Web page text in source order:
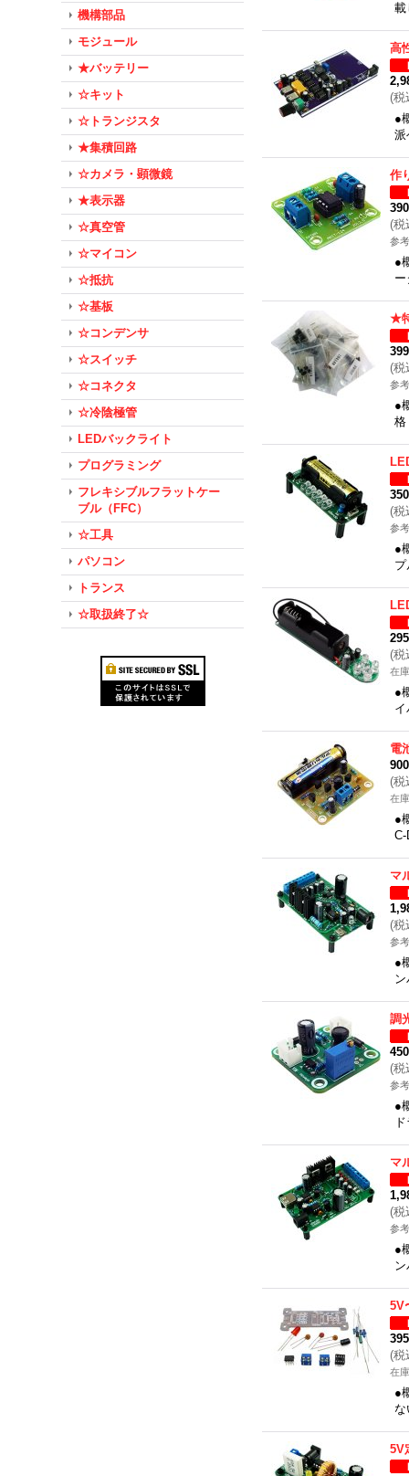
機構部品
モジュール
★バッテリー
☆キット
☆トランジスタ
★集積回路
☆カメラ・顕微鏡
★表示器
☆真空管
☆マイコン
☆抵抗
☆基板
☆コンデンサ
☆スイッチ
☆コネクタ
☆冷陰極管
LEDバックライト
プログラミング
フレキシブルフラットケー
ブル（FFC）
☆工具
パソコン
トランス
☆取扱終了☆
載
高
(税
●
派
作
(税
参
●
★
(税
参
●
格
(税
参
●
(税
在
●
電
(税
在
●
マ
(税
参
●
調
(税
参
●
マ
(税
参
●
5V
(税
在
●
な
5V